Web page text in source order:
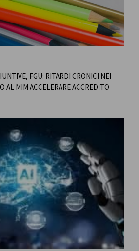
FGU: RITARDI CRONICI NEI
AL MIM ACCELERARE ACCREDITO